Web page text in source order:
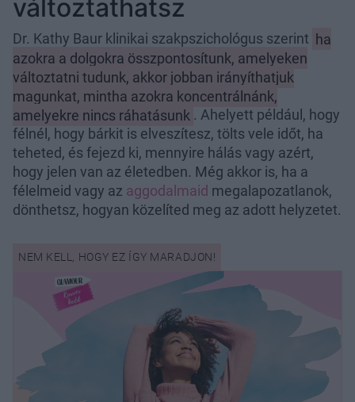
változtathatsz
Dr. Kathy Baur klinikai szakpszichológus szerint ha
azokra a dolgokra összpontosítunk, amelyeken
változtatni tudunk, akkor jobban irányíthatjuk
magunkat, mintha azokra koncentrálnánk,
amelyekre nincs ráhatásunk . Ahelyett például, hogy
félnél, hogy bárkit is elveszítesz, tölts vele időt, ha
teheted, és fejezd ki, mennyire hálás vagy azért,
hogy jelen van az életedben. Még akkor is, ha a
félelmeid vagy az aggodalmaid megalapozatlanok,
dönthetsz, hogyan közelíted meg az adott helyzetet.